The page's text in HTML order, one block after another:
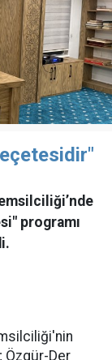
programı
Özgür-Der